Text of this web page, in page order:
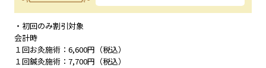
・初回のみ割引対象
会計時
１回お灸施術：6,600円（税込）
１回鍼灸施術：7,700円（税込）